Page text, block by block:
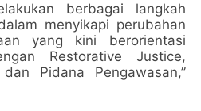
berbagai langkah
menyikapi perubahan
yang kini berorientasi
Restorative Justice,
Pidana Pengawasan,”